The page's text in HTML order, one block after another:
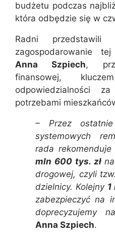
budżetu podczas
która odbędzie się w
Radni
zagospodarowanie
Anna Szpiech,
finansowej,
odpowiedzialności
potrzebami
– Przez
systemowych
rada
mln 600 tys. złna
drogowej, czyli
dzielnicy. Kolejny 1
zabezpieczyć na
doprecyzujemy
Anna Szpiech.